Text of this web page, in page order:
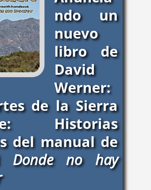
on
the NYSOTA
Conference; a New
Book: Occupational
Therapy Without
Boarder; and
PROJIMO Updates
Jul 2004
#51
ndo un
nuevo
libro de
David
Werner:
de la Sierra
Historias
del manual de
Donde no hay